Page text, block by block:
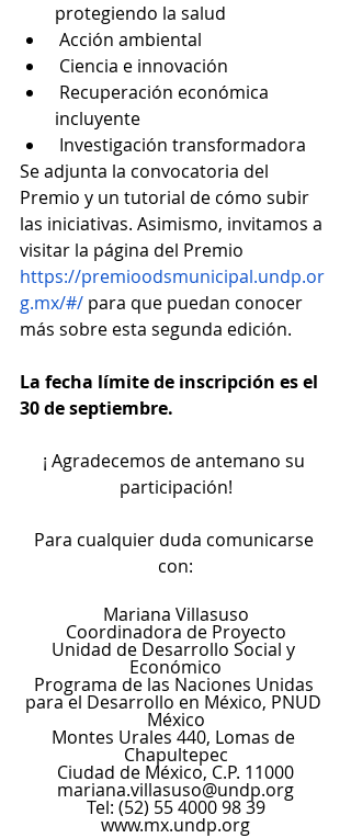
protegiendo la salud
Acción ambiental
Ciencia e innovación
incluyente
Investigación transformadora
Se adjunta la convocatoria del
Premio y un tutorial de cómo subir
las iniciativas. Asimismo, invitamos a
visitar la página del Premio
https://premioodsmunicipal.undp.or
g.mx/#/ para que puedan conocer
más sobre esta segunda edición.
La fecha límite de inscripción es el
30 de septiembre.
¡ Agradecemos de antemano su
participación!
Para cualquier duda comunicarse
con:
Mariana Villasuso
Coordinadora de Proyecto
Unidad de Desarrollo Social y
Económico
Programa de las Naciones Unidas
para el Desarrollo en México, PNUD
México
Montes Urales 440, Lomas de
Chapultepec
Ciudad de México, C.P. 11000
mariana.villasuso@undp.org
Tel: (52) 55 4000 98 39
www.mx.undp.org